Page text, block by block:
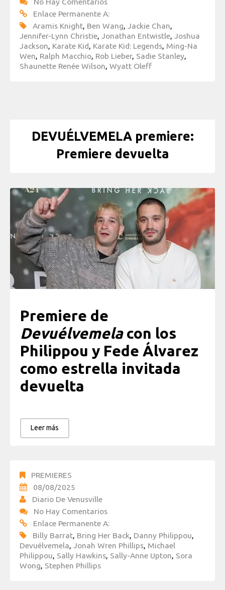
Enlace Permanente A:
Aramis Knight, Ben Wang, Jackie Chan,
Jennifer-Lynn Christie, Jonathan Entwistle, Joshua
Jackson, Karate Kid, Karate Kid: Legends, Ming-Na
Wen, Ralph Macchio, Rob Lieber, Sadie Stanley,
Shaunette Renée Wilson, Wyatt Oleff
DEVUÉLVEMELA premiere:
Premiere devuelta
Premiere de
Devuélvemelacon los
Philippou y Fede Álvarez
como estrella invitada
devuelta
Leer más
PREMIERES
08/08/2025
Diario De Venusville
No Hay Comentarios
Enlace Permanente A:
Billy Barrat Bring Her Back Danny Philippou
Devuélvemela
Jonah Wren Phillips Michael
Philippou Sally Hawkins Sally-Anne Upton Sora
Wong Stephen Phillips